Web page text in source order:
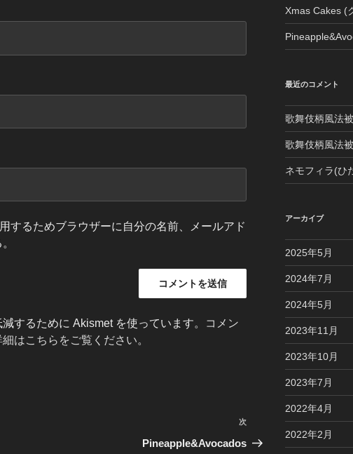
するためブラウザーに自分の名前、メールアド
するために Akismet を使っています。
コメン
はこちらをご覧ください。
の
次
Pineapple&Avocados
Xmas Cakes (
最近のコメント
歌舞伎柄風法被
歌舞伎柄風法被
ネモフィラ(ひ
アーカイブ
2025年5月
2024年7月
2024年5月
2023年11月
2023年10月
2023年7月
2022年4月
2022年2月